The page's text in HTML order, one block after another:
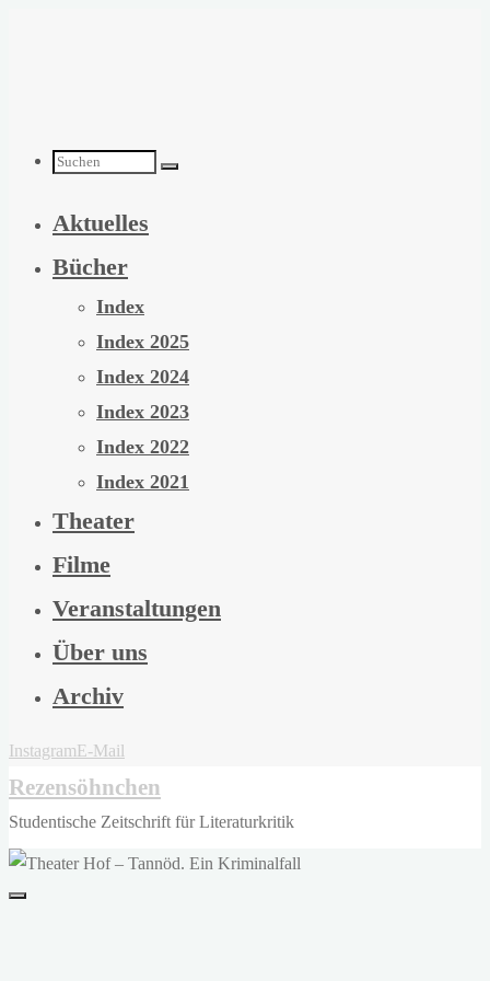
Suchen
nach:
Aktuelles
Bücher
Index
Index 2025
Index 2024
Index 2023
Index 2022
Index 2021
Theater
Filme
Veranstaltungen
Über uns
Archiv
InstagramE-Mail
Rezensöhnchen
Studentische Zeitschrift für Literaturkritik